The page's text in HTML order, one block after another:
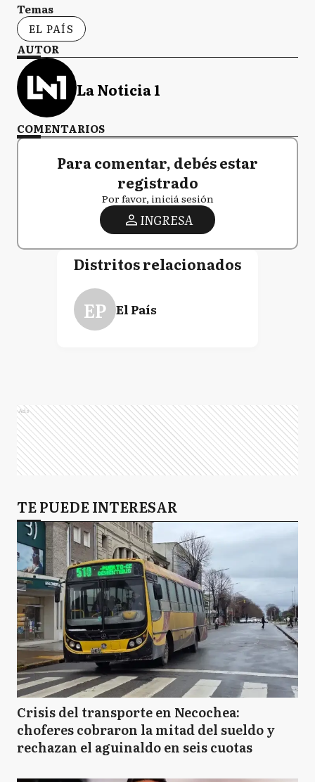
Temas
EL PAÍS
AUTOR
La Noticia 1
COMENTARIOS
Para comentar, debés estar
registrado
Por favor, iniciá sesión
INGRESA
Distritos relacionados
EP El País
Ads
TE PUEDE INTERESAR
Crisis del transporte en Necochea:
choferes cobraron la mitad del sueldo y
rechazan el aguinaldo en seis cuotas